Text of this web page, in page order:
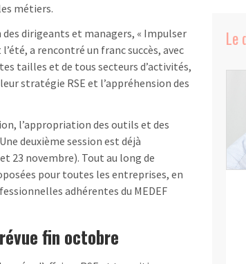
métiers.
dirigeants et managers, « Impulser
a rencontré un franc succès, avec
tailles et de tous secteurs d’activités,
stratégie RSE et l’appréhension des
l’appropriation des outils et des
deuxième session est déjà
23 novembre). Tout au long de
pour toutes les entreprises, en
adhérentes du MEDEF
fin octobre
Le